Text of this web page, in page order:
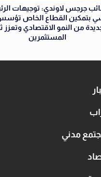
جرجس لاوندي: توجيهات
بتمكين القطاع الخاص
من النمو الاقتصادي وتعزز
المستثمرين
مدني